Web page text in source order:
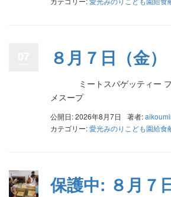
８月７日（金）
ミートスパゲッティー フ
メスープ
公開日: 2026年8月7日 著者:
カテゴリー:愛光みのりこども園給食
保護中: ８月７